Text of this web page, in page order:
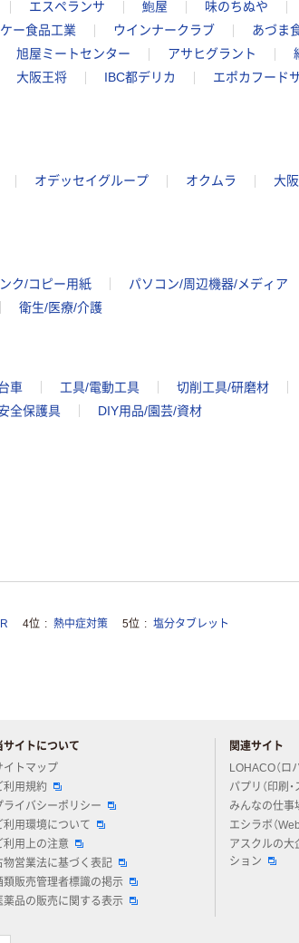
エスペランサ 鮑屋 味のちぬや
ー食品工業 ウインナークラブ あづま
旭屋ミートセンター アサヒグラント
大阪王将 IBC都デリカ エポカフード
オデッセイグループ オクムラ 大
ク/コピー用紙 パソコン/周辺機器/メディア
衛生/医療/介護
車 工具/電動工具 切削工具/研磨材
全保護具 DIY用品/園芸/資材
4位 熱中症対策 5位 塩分タブレット
サイトについて
イトマップ
利用規約
ライバシーポリシー
利用環境について
利用上の注意
物営業法に基づく表記
類販売管理者標識の掲示
薬品の販売に関する表示
関連サイト
LOHACO（ロ
パプリ（印刷・
みんなの仕事
エシラボ（
アスクルの大
ション